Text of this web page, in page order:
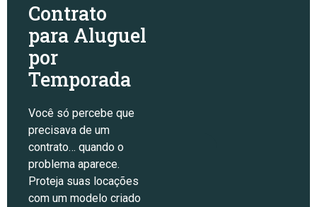
Contrato
para Aluguel
por
Temporada
Você só percebe que
precisava de um
contrato… quando o
problema aparece.
Proteja suas locações
com um modelo criado